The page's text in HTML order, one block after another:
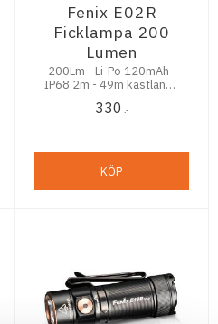
Fenix E02R
Ficklampa 200
Lumen
200Lm - Li-Po 120mAh -
IP68 2m - 49m kastlängd
- Passande i nyckelring
330 :-
KÖP